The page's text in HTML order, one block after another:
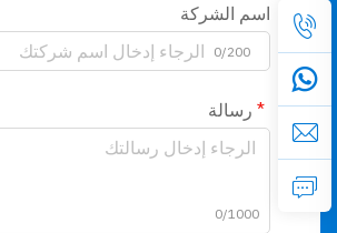
اسم الشركة
0/200
رسالة
0/1000